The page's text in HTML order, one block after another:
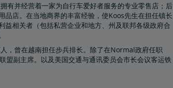
有并经营着一家为自行车爱好者服务的专业零售店；后
品店。在当地商界的丰富经验，使Koos先生在担任镇长
益相关者（包括私营企业和地方、州及联邦各级政府合
，曾在越南担任步兵排长。除了在Normal政府任职
盟副主席。以及美国交通与通讯委员会市长会议客运铁